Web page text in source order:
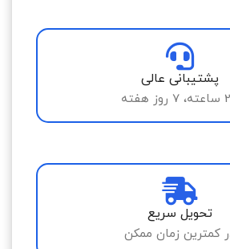
پشتیبانی عالی
تحویل سریع
کمترین زمان ممکن